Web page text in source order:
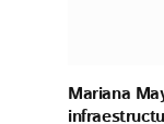
Mariana